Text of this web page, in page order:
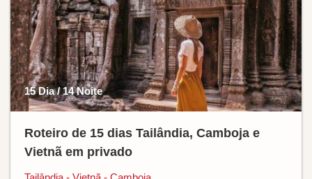
15 Dia / 14 Noite
Roteiro de 15 dias Tailândia, Camboja e
Vietnã em privado